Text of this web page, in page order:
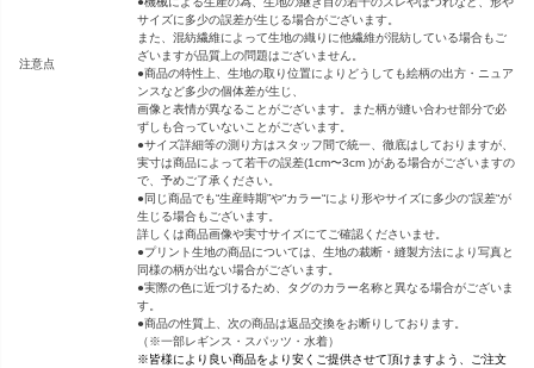
注意点
サイズに多少の誤差が生じる場合がございます。
また、混紡繊維によって生地の織りに他繊維が混紡している場合もご
ざいますが品質上の問題はございません。
●商品の特性上、生地の取り位置によりどうしても絵柄の出方・ニュア
ンスなど多少の個体差が生じ、
画像と表情が異なることがございます。また柄が縫い合わせ部分で必
ずしも合っていないことがございます。
●サイズ詳細等の測り方はスタッフ間で統一、徹底はしておりますが、
実寸は商品によって若干の誤差(1cm〜3cm )がある場合がございますの
で、予めご了承ください。
●同じ商品でも“生産時期”や“カラー“により形やサイズに多少の“誤差“が
生じる場合もございます。
詳しくは商品画像や実寸サイズにてご確認くださいませ。
●プリント生地の商品については、生地の裁断・縫製方法により写真と
同様の柄が出ない場合がございます。
●実際の色に近づけるため、タグのカラー名称と異なる場合がございま
す。
●商品の性質上、次の商品は返品交換をお断りしております。
（※一部レギンス・スパッツ・水着）
※皆様により良い商品をより安くご提供させて頂けますよう、ご注文